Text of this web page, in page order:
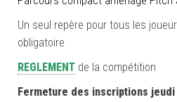
Un seul repère pour tous les
obligatoire
REGLEMENT de la compétition
Fermeture des inscriptions jeudi